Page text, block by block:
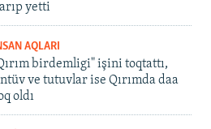
yetti
AQLARI
birdemligi" işini toqtattı,
ve tutuvlar ise Qırımda daa
oldı